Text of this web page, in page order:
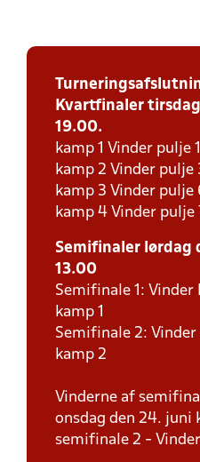
Kvartfinaler
19.00.
kamp 1 Vinder pulje
kamp 2 Vinder pulje
kamp 3 Vinder
kamp 4 Vinder pulje
Semifinaler lørdag
13.00
Semifinale 1: Vinder
kamp 1
Semifinale 2:
kamp 2
Vinderne af
onsdag den 24. juni
semifinale 2 -